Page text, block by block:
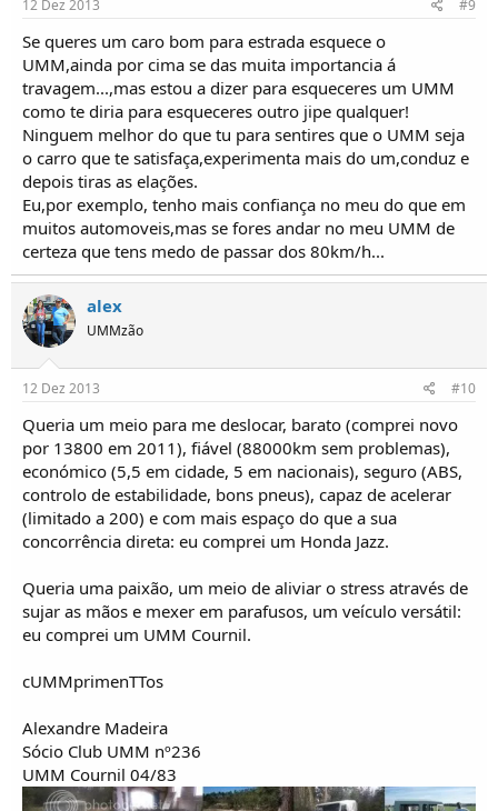
12 Dez 2013 #9
Se queres um caro bom para estrada esquece o
UMM,ainda por cima se das muita importancia á
travagem...,mas estou a dizer para esqueceres um UMM
como te diria para esqueceres outro jipe qualquer!
Ninguem melhor do que tu para sentires que o UMM seja
o carro que te satisfaça,experimenta mais do um,conduz e
depois tiras as elações.
Eu,por exemplo, tenho mais confiança no meu do que em
muitos automoveis,mas se fores andar no meu UMM de
certeza que tens medo de passar dos 80km/h...
alex
UMMzão
12 Dez 2013 #10
Queria um meio para me deslocar, barato (comprei novo
por 13800 em 2011), fiável (88000km sem problemas),
económico (5,5 em cidade, 5 em nacionais), seguro (ABS,
controlo de estabilidade, bons pneus), capaz de acelerar
(limitado a 200) e com mais espaço do que a sua
concorrência direta: eu comprei um Honda Jazz.
Queria uma paixão, um meio de aliviar o stress através de
sujar as mãos e mexer em parafusos, um veículo versátil:
eu comprei um UMM Cournil.
cUMMprimenTTos
Alexandre Madeira
Sócio Club UMM nº236
UMM Cournil 04/83